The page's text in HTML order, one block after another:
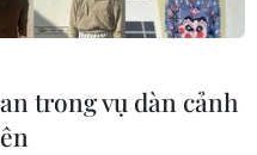
trong vụ dàn cảnh